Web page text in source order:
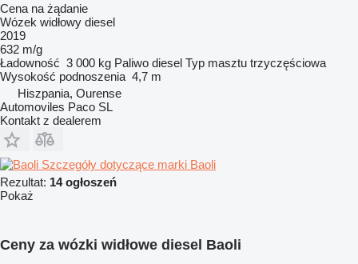
Cena na żądanie
Wózek widłowy diesel
2019
632 m/g
Ładowność 3 000 kg Paliwo diesel Typ masztu trzyczęściowa
Wysokość podnoszenia 4,7 m
Hiszpania, Ourense
Automoviles Paco SL
Kontakt z dealerem
Szczegóły dotyczące marki Baoli
Rezultat: 14 ogłoszeń
Pokaż
Ceny za wózki widłowe diesel Baoli